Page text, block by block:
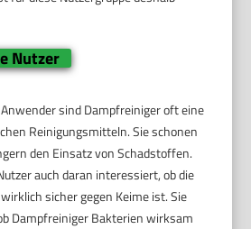
Nutzer
sind Dampfreiniger oft eine
Reinigungsmitteln. Sie schonen
den Einsatz von Schadstoffen.
auch daran interessiert, ob die
sicher gegen Keime ist. Sie
Dampfreiniger Bakterien wirksam